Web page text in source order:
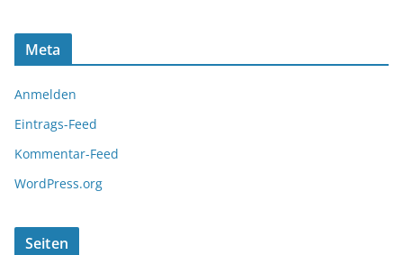
Meta
Anmelden
Eintrags-Feed
Kommentar-Feed
WordPress.org
Seiten